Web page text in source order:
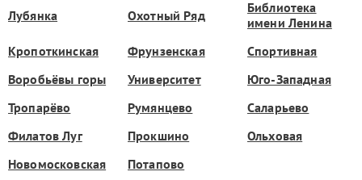
Лубянка Охотный Ряд
Библиотека
имени Ленина
Кропоткинская
Фрунзенская
Спортивная
Воробьёвы горы
Университет
Юго-Западная
Тропарёво
Румянцево
Саларьево
Филатов Луг
Прокшино
Ольховая
Новомосковская
Потапово